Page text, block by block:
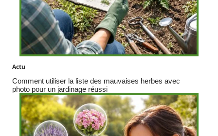
Actu
Comment utiliser la liste des mauvaises herbes avec
photo pour un jardinage réussi